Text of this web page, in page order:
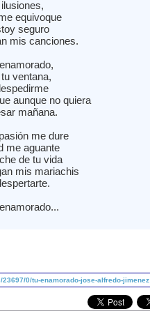
equivoque
seguro
mis canciones.
ventana,
aunque no quiera
mañana.
me dure
me aguante
de tu vida
mis mariachis
0/tu-enamorado-jose-alfredo-jimenez